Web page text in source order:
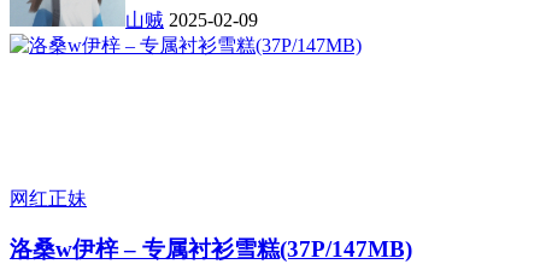
山贼 2025-02-09
网红正妹
洛桑w伊梓 – 专属衬衫雪糕(37P/147MB)